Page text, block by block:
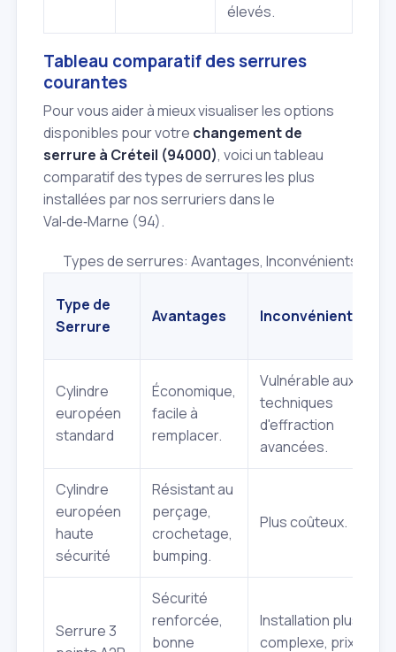
élevés.
Tableau comparatif des serrures
courantes
Pour vous aider à mieux visualiser les options
disponibles pour votre changement de
serrure à Créteil (94000), voici un tableau
comparatif des types de serrures les plus
installées par nos serruriers dans le
Val‑de‑Marne (94).
Types de serrures: Avantages, Inconvénients et
Type de
Serrure
Avantages Inconvénients
Cylindre
européen
standard
Économique,
facile à
remplacer.
Vulnérable aux
techniques
d'effraction
avancées.
Cylindre
européen
haute
sécurité
Résistant au
perçage,
crochetage,
bumping.
Plus coûteux.
Serrure 3
Sécurité
renforcée,
bonne
Installation plus
complexe, prix plus